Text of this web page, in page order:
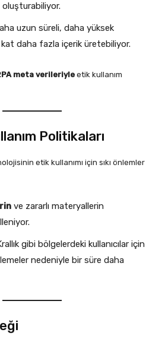
uzun süreli, daha yüksek
daha fazla içerik üretebiliyor.
meta verileriyle etik kullanım
Politikaları
etik kullanımı için sıkı önlemler
ve zararlı materyallerin
gibi bölgelerdeki kullanıcılar için
nedeniyle bir süre daha